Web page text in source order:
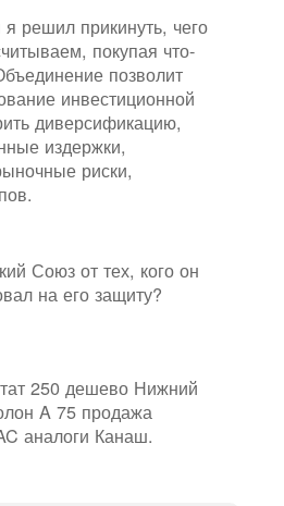
решил прикинуть, чего
покупая что-
позволит
инвестиционной
диверсификацию,
издержки,
риски,
Союз от тех, кого он
на его защиту?
250 дешево Нижний
A 75 продажа
аналоги Канаш.